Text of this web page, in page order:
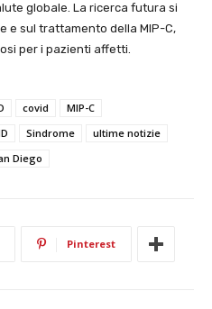
globale. La ricerca futura si
e sul trattamento della MIP-C,
per i pazienti affetti.
covid
MIP-C
Sindrome
ultime notizie
Diego
Pinterest